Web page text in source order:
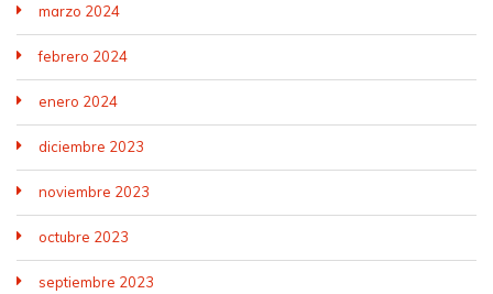
marzo 2024
febrero 2024
enero 2024
diciembre 2023
noviembre 2023
octubre 2023
septiembre 2023